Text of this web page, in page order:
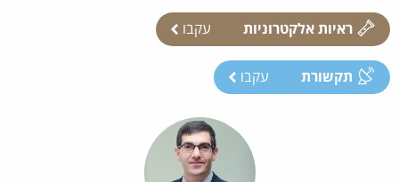
ראיות אלקטרוניות עקבו
תקשורת עקבו